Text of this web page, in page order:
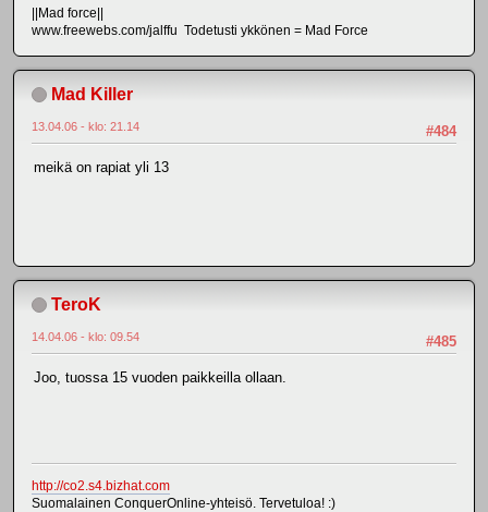
||Mad force||
www.freewebs.com/jalffu Todetusti ykkönen = Mad Force
Mad Killer
#484
13.04.06 - klo: 21.14
meikä on rapiat yli 13
TeroK
#485
14.04.06 - klo: 09.54
Joo, tuossa 15 vuoden paikkeilla ollaan.
http://co2.s4.bizhat.com
Suomalainen ConquerOnline-yhteisö. Tervetuloa! :)